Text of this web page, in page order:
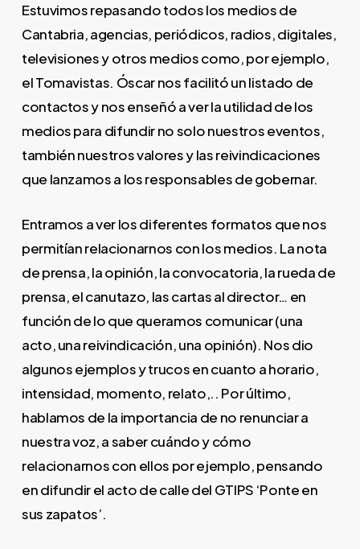
Estuvimos repasando todos los medios de
Cantabria, agencias, periódicos, radios, digitales,
televisiones y otros medios como, por ejemplo,
el Tomavistas. Óscar nos facilitó un listado de
contactos y nos enseñó a ver la utilidad de los
medios para difundir no solo nuestros eventos,
también nuestros valores y las reivindicaciones
que lanzamos a los responsables de gobernar.
Entramos a ver los diferentes formatos que nos
permitían relacionarnos con los medios. La nota
de prensa, la opinión, la convocatoria, la rueda de
prensa, el canutazo, las cartas al director… en
función de lo que queramos comunicar (una
acto, una reivindicación, una opinión). Nos dio
algunos ejemplos y trucos en cuanto a horario,
intensidad, momento, relato,.. Por último,
hablamos de la importancia de no renunciar a
nuestra voz, a saber cuándo y cómo
relacionarnos con ellos por ejemplo, pensando
en difundir el acto de calle del GTIPS ‘Ponte en
sus zapatos’.